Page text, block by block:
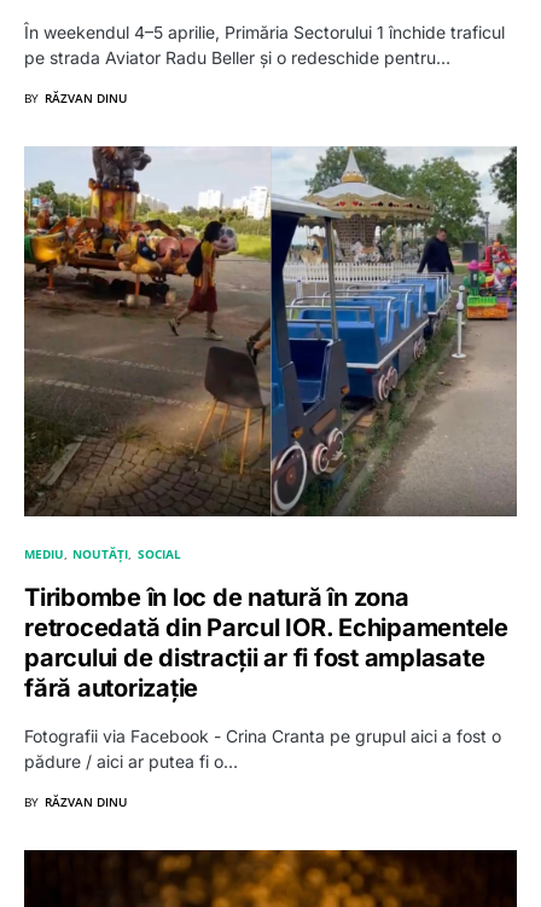
În weekendul 4–5 aprilie, Primăria Sectorului 1 închide traficul
pe strada Aviator Radu Beller și o redeschide pentru…
BY RĂZVAN DINU
MEDIU NOUTĂȚI SOCIAL
Tiribombe în loc de natură în zona
retrocedată din Parcul IOR. Echipamentele
parcului de distracții ar fi fost amplasate
fără autorizație
Fotografii via Facebook - Crina Cranta pe grupul aici a fost o
pădure / aici ar putea fi o…
BY RĂZVAN DINU